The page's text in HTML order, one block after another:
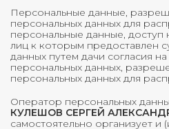
Персональные данные,
персональных данных для
персональные данные, доступ
лиц к которым предоставлен
данных путем дачи согласия
персональных данных,
персональных данных для
Оператор персональных
КУЛЕШОВ СЕРГЕЙ
самостоятельно организует и